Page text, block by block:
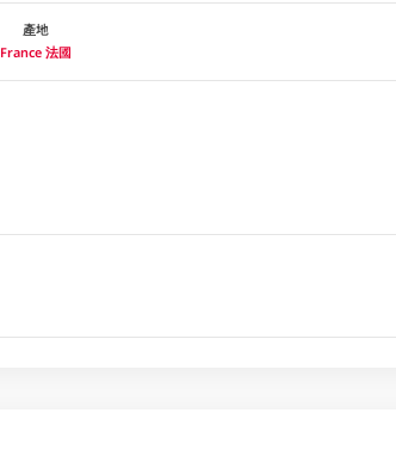
產地
France 法國